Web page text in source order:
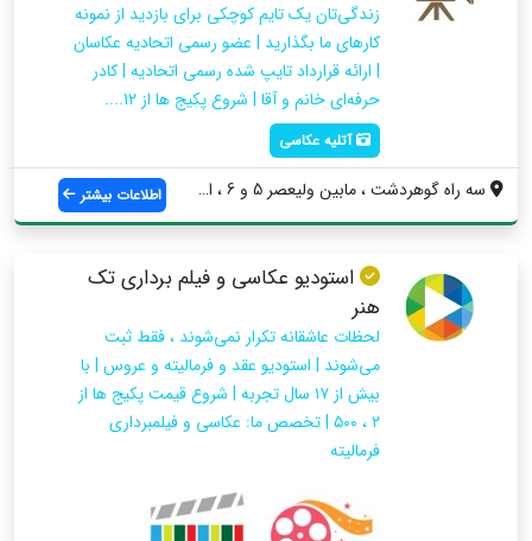
زندگی‌تان یک تایم کوچکی برای بازدید از نمونه
کارهای ما بگذارید | عضو رسمی اتحادیه عکاسان
| ارائه قرارداد تایپ شده رسمی اتحادیه | کادر
حرفه‌ای خانم و آقا | شروع پکیج ها از 12....
آتلیه عکاسی
سه راه گوهردشت ، مابین ولیعصر 5 و 6 ، اس... اطلاعات بیشتر
استودیو عکاسی و فیلم برداری تک
هنر
لحظات عاشقانه تکرار نمی‌شوند ، فقط ثبت
می‌شوند | استودیو عقد و فرمالیته و عروس | با
بیش از ۱۷ سال تجربه | شروع قیمت پکیج ها از
۲ ، ۵۰۰ | تخصص ما: عکاسی و فیلمبرداری
فرمالیته